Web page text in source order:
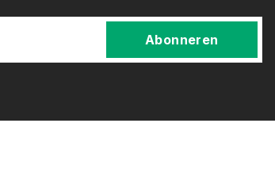
Abonneren